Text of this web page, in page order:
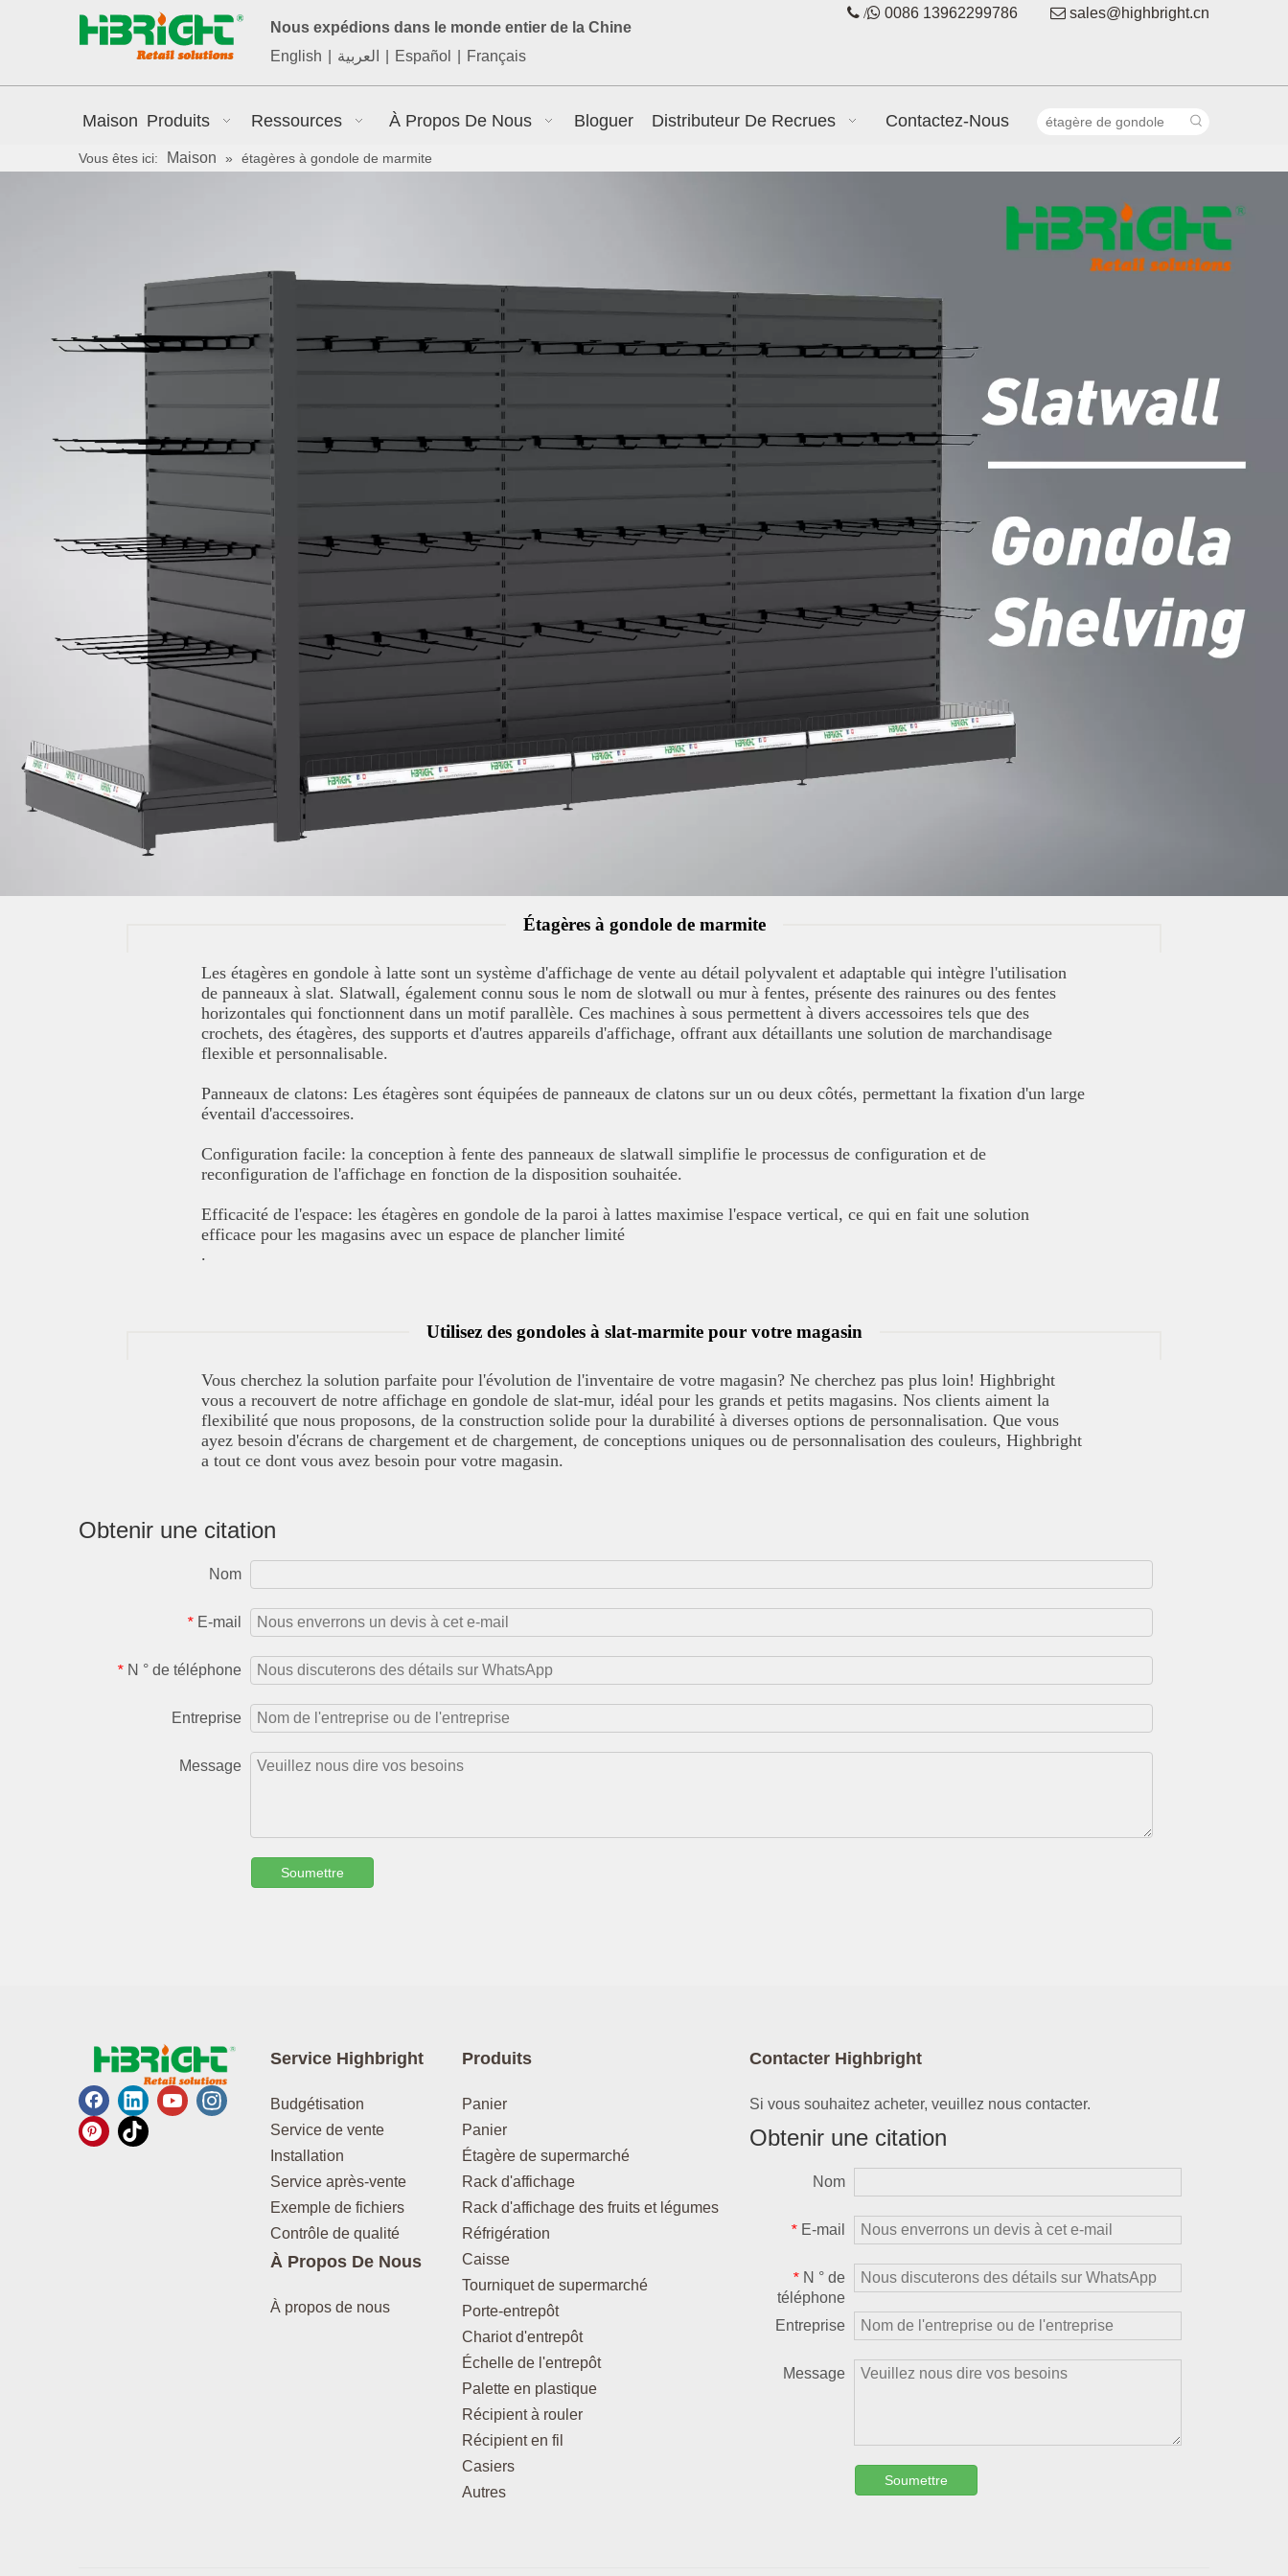
Nous expédions dans le monde entier de la Chine
English
العربية Español Français
 / 0086 13962299786  sales@highbright.cn
Maison Produits Ressources À Propos De Nous Bloguer Distributeur De Recrues Contactez-Nous
Vous êtes ici: Maison » étagères à gondole de marmite
Étagères à gondole de marmite
Les étagères en gondole à latte sont un système d'affichage de vente au détail polyvalent et adaptable qui intègre l'utilisation
de panneaux à slat. Slatwall, également connu sous le nom de slotwall ou mur à fentes, présente des rainures ou des fentes
horizontales qui fonctionnent dans un motif parallèle. Ces machines à sous permettent à divers accessoires tels que des
crochets, des étagères, des supports et d'autres appareils d'affichage, offrant aux détaillants une solution de marchandisage
flexible et personnalisable.
Panneaux de clatons: Les étagères sont équipées de panneaux de clatons sur un ou deux côtés, permettant la fixation d'un large
éventail d'accessoires.
Configuration facile: la conception à fente des panneaux de slatwall simplifie le processus de configuration et de
reconfiguration de l'affichage en fonction de la disposition souhaitée.
Efficacité de l'espace: les étagères en gondole de la paroi à lattes maximise l'espace vertical, ce qui en fait une solution
efficace pour les magasins avec un espace de plancher limité
.
Utilisez des gondoles à slat-marmite pour votre magasin
Vous cherchez la solution parfaite pour l'évolution de l'inventaire de votre magasin? Ne cherchez pas plus loin! Highbright
vous a recouvert de notre affichage en gondole de slat-mur, idéal pour les grands et petits magasins. Nos clients aiment la
flexibilité que nous proposons, de la construction solide pour la durabilité à diverses options de personnalisation. Que vous
ayez besoin d'écrans de chargement et de chargement, de conceptions uniques ou de personnalisation des couleurs, Highbright
a tout ce dont vous avez besoin pour votre magasin.
Obtenir une citation
Nom
* E-mail
* N ° de téléphone
Entreprise
Message
Soumettre
Service Highbright
Budgétisation
Service de vente
Installation
Service après-vente
Exemple de fichiers
Contrôle de qualité
À Propos De Nous
À propos de nous
Produits
Panier
Panier
Étagère de supermarché
Rack d'affichage
Rack d'affichage des fruits et légumes
Réfrigération
Caisse
Tourniquet de supermarché
Porte-entrepôt
Chariot d'entrepôt
Échelle de l'entrepôt
Palette en plastique
Récipient à rouler
Récipient en fil
Casiers
Autres
Contacter Highbright
Si vous souhaitez acheter, veuillez nous contacter.
Obtenir une citation
Nom
* E-mail
* N ° de
téléphone
Entreprise
Message
Soumettre